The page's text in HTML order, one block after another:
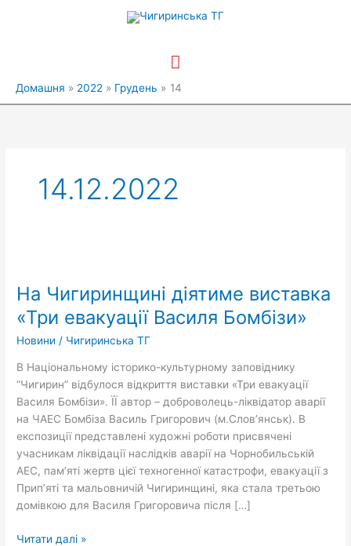
Головне
меню
Домашня 2022 Грудень 14
14.12.2022
На Чигиринщині діятиме виставка
«Три евакуації Василя Бомбізи»
Новини / Чигиринська ТГ
В Національному історико-культурному заповіднику
“Чигирин” відбулося відкриття виставки «Три евакуації
Василя Бомбізи». ЇЇ автор – доброволець-ліквідатор аварії
на ЧАЕС Бомбіза Василь Григорович (м.Слов’янськ). В
експозиції представлені художні роботи присвячені
учасникам ліквідації наслідків аварії на Чорнобильській
АЕС, пам’яті жертв цієї техногенної катастрофи, евакуації з
Прип’яті та мальовничій Чигиринщині, яка стала третьою
домівкою для Василя Григоровича після […]
діятиме
виставка
«Три
евакуації
Василя
Бомбізи»
Читати далі »